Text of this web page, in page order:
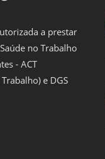
a prestar
no Trabalho
- ACT
e DGS